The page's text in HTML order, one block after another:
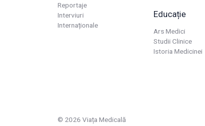
Reportaje
Interviuri
Internaționale
Educație
Ars Medici
Studii Clinice
Istoria Medicinei
© 2026 Viața Medicală